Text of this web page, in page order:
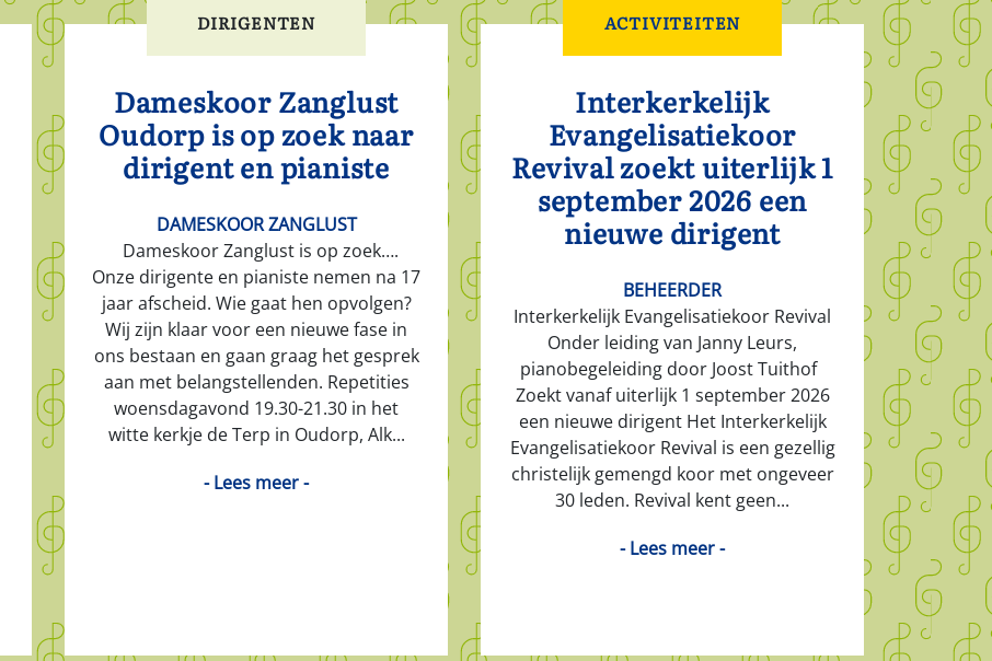
DIRIGENTEN
Dameskoor Zanglust
Oudorp is op zoek naar
dirigent en pianiste
DAMESKOOR ZANGLUST
Dameskoor Zanglust is op zoek….
Onze dirigente en pianiste nemen na 17
jaar afscheid. Wie gaat hen opvolgen?
Wij zijn klaar voor een nieuwe fase in
ons bestaan en gaan graag het gesprek
aan met belangstellenden. Repetities
woensdagavond 19.30-21.30 in het
witte kerkje de Terp in Oudorp, Alk...
- Lees meer -
ACTIVITEITEN
Interkerkelijk
Evangelisatiekoor
Revival zoekt uiterlijk 1
september 2026 een
nieuwe dirigent
BEHEERDER
Interkerkelijk Evangelisatiekoor Revival
Onder leiding van Janny Leurs,
pianobegeleiding door Joost Tuithof
Zoekt vanaf uiterlijk 1 september 2026
een nieuwe dirigent Het Interkerkelijk
Evangelisatiekoor Revival is een gezellig
christelijk gemengd koor met ongeveer
30 leden. Revival kent geen...
- Lees meer -